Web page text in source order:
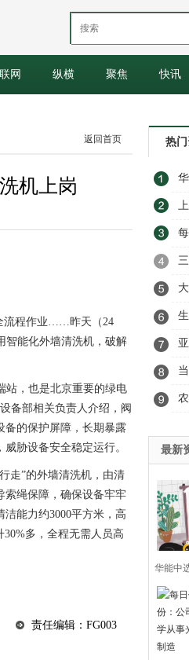
网 纵横 聚焦 快讯
返回首页
机上岗
流程作业……昨天（24
智能化外墙清洗机，破解
站，也是北京重要的绿电
备部相关负责人介绍，阀
备的保护屏障，长期暴露
胁设备安全稳定运行。
走”的外墙清洗机，由清
索绳保障，确保设备牢牢
能力约3000平方米，高
多，全程无需人员高
责任编辑：FG003
热
最新
华能中